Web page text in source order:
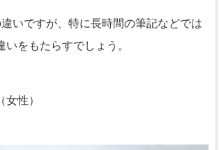
いですが、特に長時間の筆記などでは
をもたらすでしょう。
性）